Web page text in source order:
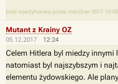
post wyedytowany przez marcban 2017-12-
05.12.2017 12:24
Mutant z Krainy OZ
Celem Hitlera byl miedzy
natomiast byl najszybszym i
elementu żydowskiego. Ale